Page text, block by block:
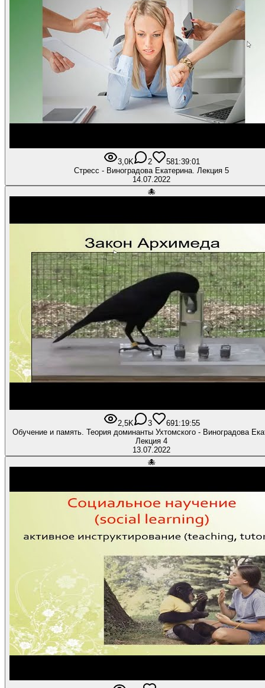
3,0K 2 581:39:01
Стресс - Виноградова Екатерина. Лекция 5
14.07.2022
🐙
2,5K 3 691:19:55
Обучение и память. Теория доминанты Ухтомского - Виноградова
Лекция 4
13.07.2022
🐙